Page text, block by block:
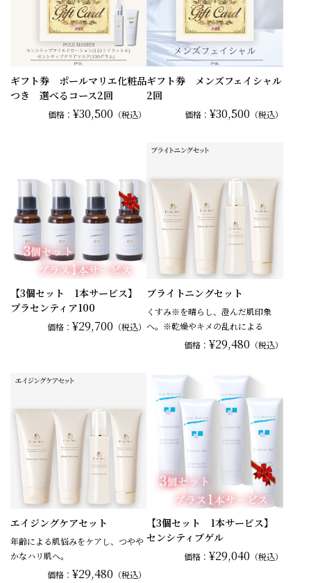
ギフト券 ポールマリエ化粧品
つき 選べるコース2回
価格：¥30,500 （税込）
ギフト券 メンズフェイシャル
2回
価格： ¥30,500 （税込）
【3個セット 1本サービス】
プラセンティア100
価格：¥29,700 （税込）
ブライトニングセット
くすみ※を晴らし、澄んだ肌印象
へ。※乾燥やキメの乱れによる
価格： ¥29,480 （税込）
エイジングケアセット
年齢による肌悩みをケアし、つやや
かなハリ肌へ。
価格：¥29,480 （税込）
【3個セット 1本サービス】
センシティブゲル
価格： ¥29,040 （税込）